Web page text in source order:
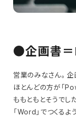
●企画書
営業のみなさん。企
ほとんどの方が「
ももともとそうでし
「Word」でつくるよ